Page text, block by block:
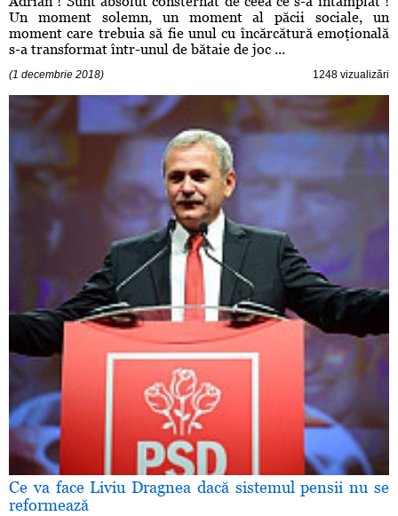
Un moment solemn, un moment al păcii sociale, un
moment care trebuia să fie unul cu încărcătură emoţională
s-a transformat într-unul de bătaie de joc ...
(1 decembrie 2018) 1248 vizualizări
Ce va face Liviu Dragnea dacă sistemul pensii nu se
reformează